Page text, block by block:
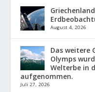
August 4, 2026
Das weitere
Olymps
Welterbe in
aufgenommen.
Juli 27, 2026